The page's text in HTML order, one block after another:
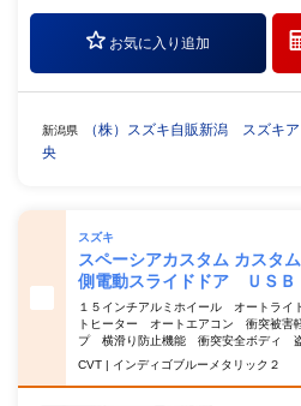
お気に入り追加
新潟県
（株）スズキ自販新潟 スズキ
央
スズキ
スペーシアカスタム カス
側電動スライドドア ＵＳＢ
１５インチアルミホイール オートラ
トヒーター オートエアコン 衝突被害
プ 横滑り防止機能 衝突安全ボディ
CVT | インディゴブルーメタリック２